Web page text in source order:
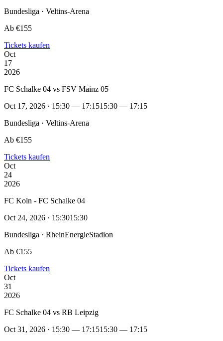
Bundesliga · Veltins-Arena
Ab €155
Tickets kaufen
Oct
17
2026
FC Schalke 04 vs FSV Mainz 05
Oct 17, 2026 · 15:30 — 17:1515:30 — 17:15
Bundesliga · Veltins-Arena
Ab €155
Tickets kaufen
Oct
24
2026
FC Koln - FC Schalke 04
Oct 24, 2026 · 15:3015:30
Bundesliga · RheinEnergieStadion
Ab €155
Tickets kaufen
Oct
31
2026
FC Schalke 04 vs RB Leipzig
Oct 31, 2026 · 15:30 — 17:1515:30 — 17:15